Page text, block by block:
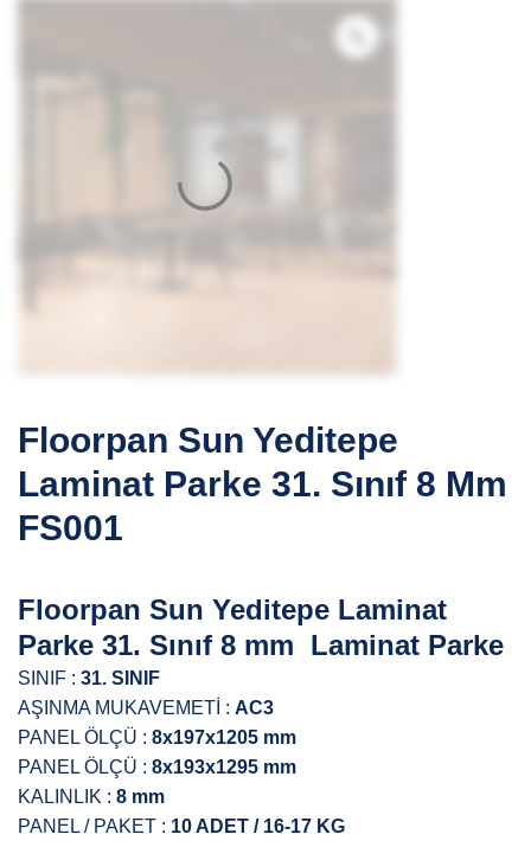
Floorpan Sun Yeditepe
Laminat Parke 31. Sınıf 8 Mm
FS001
Floorpan Sun Yeditepe Laminat
Parke 31. Sınıf 8 mm Laminat Parke
SINIF : 31. SINIF
AŞINMA MUKAVEMETİ : AC3
PANEL ÖLÇÜ : 8x197x1205 mm
PANEL ÖLÇÜ : 8x193x1295 mm
KALINLIK : 8 mm
PANEL / PAKET : 10 ADET / 16-17 KG